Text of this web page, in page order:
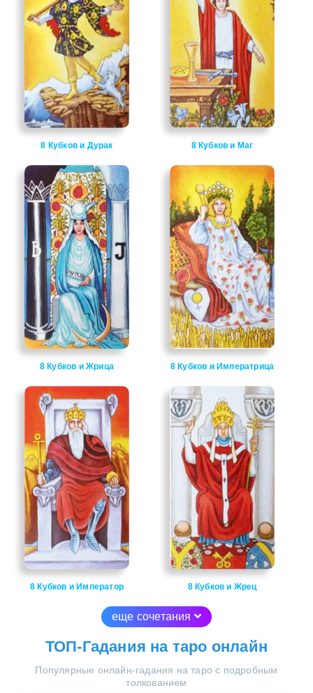
8 Кубков и Дурак 8 Кубков и Маг
8 Кубков и Жрица 8 Кубков и Императрица
8 Кубков и Император 8 Кубков и Жрец
еще сочетания
ТОП-Гадания на таро онлайн
Популярные онлайн-гадания на таро с подробным
толкованием